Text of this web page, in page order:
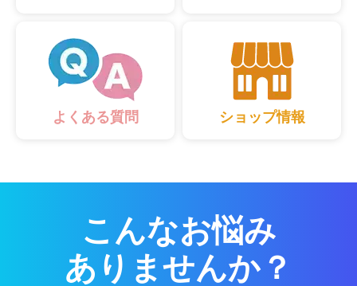
よくある質問 ショップ情報
こんなお悩み
ありませんか？